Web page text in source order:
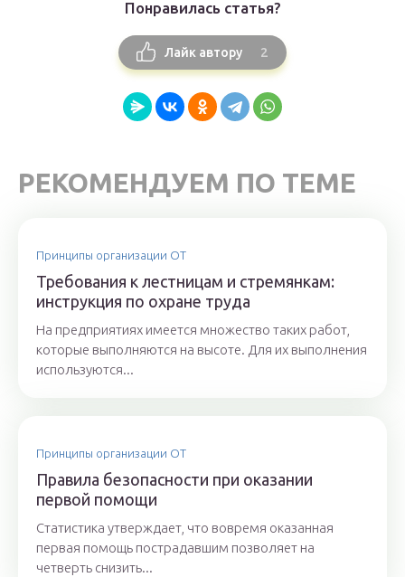
Понравилась статья?
Лайк автору 2
РЕКОМЕНДУЕМ ПО ТЕМЕ
Принципы организации ОТ
Требования к лестницам и стремянкам:
инструкция по охране труда
На предприятиях имеется множество таких работ,
которые выполняются на высоте. Для их выполнения
используются...
Принципы организации ОТ
Правила безопасности при оказании
первой помощи
Статистика утверждает, что вовремя оказанная
первая помощь пострадавшим позволяет на
четверть снизить...